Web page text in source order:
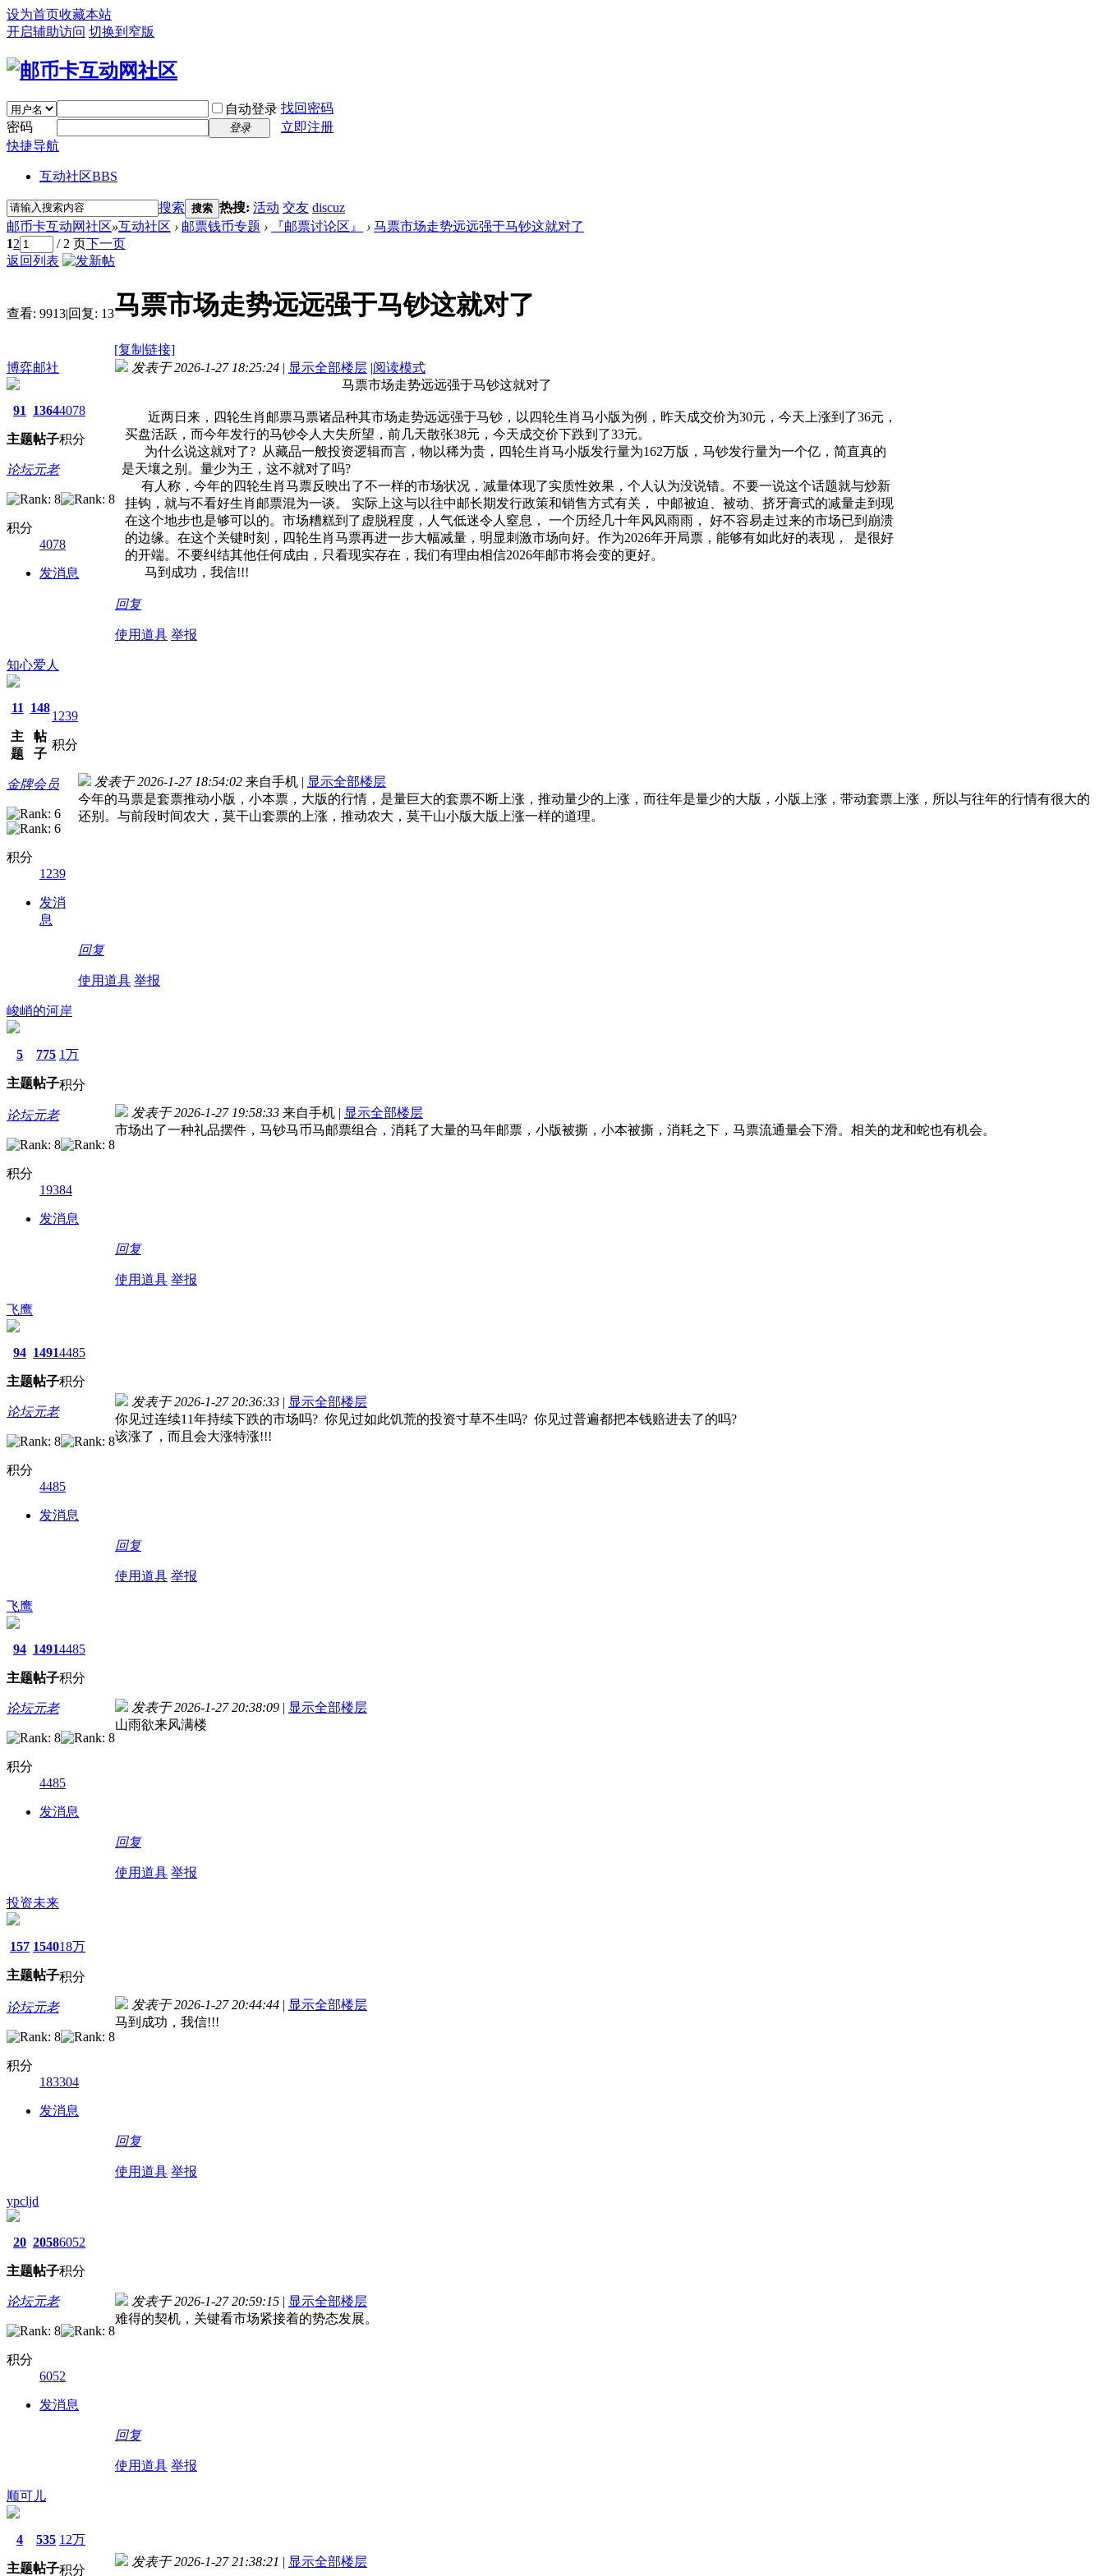
设为首页收藏本站
开启辅助访问 切换到窄版
自动登录 找回密码
密码
登录
立即注册
快捷导航
互动社区BBS
搜索 搜索 热搜: 活动 交友 discuz
邮币卡互动网社区»互动社区 › 邮票钱币专题 › 『邮票讨论区』 › 马票市场走势远远强于马钞这就对了
12 / 2 页下一页
返回列表
查看: 9913|回复: 13马票市场走势远远强于马钞这就对了
[复制链接]
博弈邮社
91
主题
1364
帖子
4078
积分
论坛元老
积分
4078
发消息
发表于 2026-1-27 18:25:24 | 显示全部楼层 |阅读模式
马票市场走势远远强于马钞这就对了
近两日来，四轮生肖邮票马票诸品种其市场走势远远强于马钞，以四轮生肖马小版为例，昨天成交价为30元，今天上涨到了36元，
买盘活跃，而今年发行的马钞令人大失所望，前几天散张38元，今天成交价下跌到了33元。
为什么说这就对了? 从藏品一般投资逻辑而言，物以稀为贵，四轮生肖马小版发行量为162万版，马钞发行量为一个亿，简直真的
是天壤之别。量少为王，这不就对了吗?
有人称，今年的四轮生肖马票反映出了不一样的市场状况，减量体现了实质性效果，个人认为没说错。不要一说这个话题就与炒新
挂钩，就与不看好生肖邮票混为一谈。 实际上这与以往中邮长期发行政策和销售方式有关， 中邮被迫、被动、挤牙膏式的减量走到现
在这个地步也是够可以的。市场糟糕到了虚脱程度，人气低迷令人窒息， 一个历经几十年风风雨雨， 好不容易走过来的市场已到崩溃
的边缘。在这个关键时刻，四轮生肖马票再进一步大幅减量，明显刺激市场向好。作为2026年开局票，能够有如此好的表现， 是很好
的开端。不要纠结其他任何成由，只看现实存在，我们有理由相信2026年邮市将会变的更好。
马到成功，我信!!!
回复
使用道具 举报
知心爱人
11
主
题
148
帖
子
1239
积分
金牌会员
积分
1239
发消
息
发表于 2026-1-27 18:54:02 来自手机 | 显示全部楼层
今年的马票是套票推动小版，小本票，大版的行情，是量巨大的套票不断上涨，推动量少的上涨，而往年是量少的大版，小版上涨，带动套票上涨，所以与往年的行情有很大的
还别。与前段时间农大，莫干山套票的上涨，推动农大，莫干山小版大版上涨一样的道理。
回复
使用道具 举报
峻峭的河岸
5
主题
775
帖子
1万
积分
论坛元老
积分
19384
发消息
发表于 2026-1-27 19:58:33 来自手机 | 显示全部楼层
市场出了一种礼品摆件，马钞马币马邮票组合，消耗了大量的马年邮票，小版被撕，小本被撕，消耗之下，马票流通量会下滑。相关的龙和蛇也有机会。
回复
使用道具 举报
飞鹰
94
主题
1491
帖子
4485
积分
论坛元老
积分
4485
发消息
发表于 2026-1-27 20:36:33 | 显示全部楼层
你见过连续11年持续下跌的市场吗? 你见过如此饥荒的投资寸草不生吗? 你见过普遍都把本钱赔进去了的吗?
该涨了，而且会大涨特涨!!!
回复
使用道具 举报
飞鹰
94
主题
1491
帖子
4485
积分
论坛元老
积分
4485
发消息
发表于 2026-1-27 20:38:09 | 显示全部楼层
山雨欲来风满楼
回复
使用道具 举报
投资未来
157
主题
1540
帖子
18万
积分
论坛元老
积分
183304
发消息
发表于 2026-1-27 20:44:44 | 显示全部楼层
马到成功，我信!!!
回复
使用道具 举报
ypcljd
20
主题
2058
帖子
6052
积分
论坛元老
积分
6052
发消息
发表于 2026-1-27 20:59:15 | 显示全部楼层
难得的契机，关键看市场紧接着的势态发展。
回复
使用道具 举报
顺可儿
4
主题
535
帖子
12万
积分
发表于 2026-1-27 21:38:21 | 显示全部楼层